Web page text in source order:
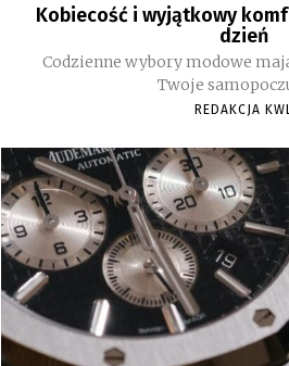
Kobiecość i wyjątkowy
dzień
Codzienne wybory modowe
Twoje
REDAKCJA KWL